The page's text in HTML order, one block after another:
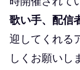
歌い手、配信
迎してくれる
しくお願いし